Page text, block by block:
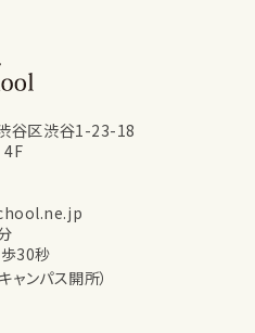
谷区渋谷1-23-18
4F
30秒
ンパス開所）